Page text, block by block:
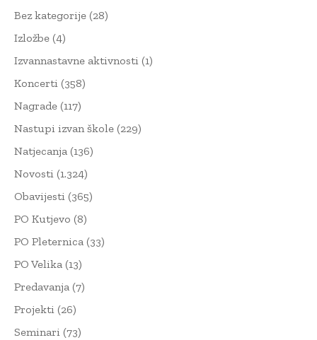
Bez kategorije (28)
Izložbe (4)
Izvannastavne aktivnosti (1)
Koncerti (358)
Nagrade (117)
Nastupi izvan škole (229)
Natjecanja (136)
Novosti (1.324)
Obavijesti (365)
PO Kutjevo (8)
PO Pleternica (33)
PO Velika (13)
Predavanja (7)
Projekti (26)
Seminari (73)